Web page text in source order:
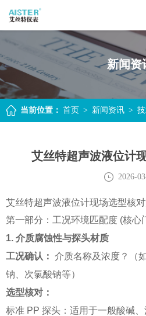
新闻资
当前位置： 首页 > 新闻资讯 >
艾丝特超声波液位计
2026-
艾丝特超声波液位计现场选型核
第一部分：工况环境匹配度 (核心
1. 介质腐蚀性与探头材质
工况确认： 介质名称及浓度？（
钠、次氯酸钠等）
选型核对：
标准 PP 探头：适用于一般酸碱、